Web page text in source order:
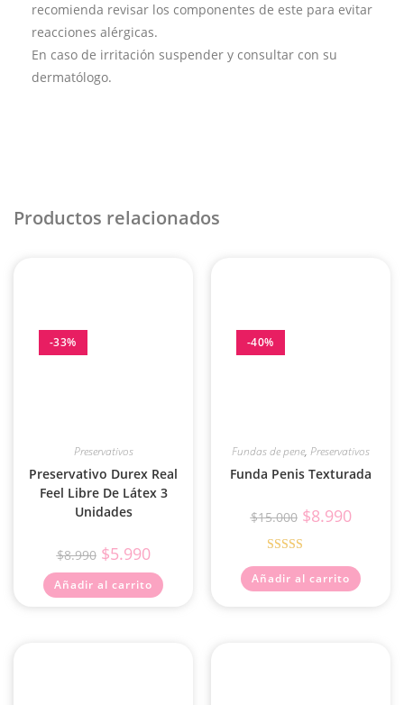
recomienda revisar los componentes de este para evitar
reacciones alérgicas.
En caso de irritación suspender y consultar con su
dermatólogo.
Productos relacionados
-33%
Preservativos
Preservativo Durex Real
Feel Libre De Látex 3
Unidades
$8.990 $5.990
Añadir al carrito
-40%
Fundas de pene, Preservativos
Funda Penis Texturada
$15.000 $8.990
Valorado con
5.00de 5
Añadir al carrito